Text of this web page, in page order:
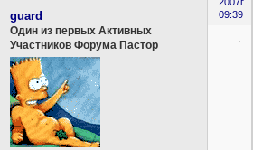
09:39
guard
Один из первых Активных
Участников Форума Пастор